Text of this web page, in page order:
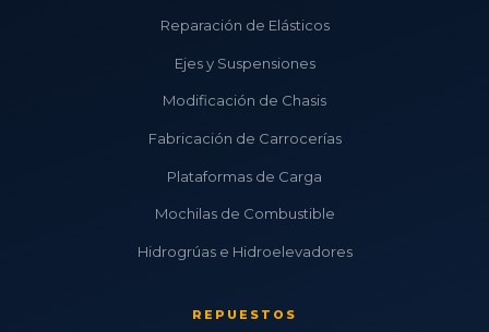
Reparación de Elásticos
Ejes y Suspensiones
Modificación de Chasis
Fabricación de Carrocerías
Plataformas de Carga
Mochilas de Combustible
Hidrogrúas e Hidroelevadores
REPUESTOS